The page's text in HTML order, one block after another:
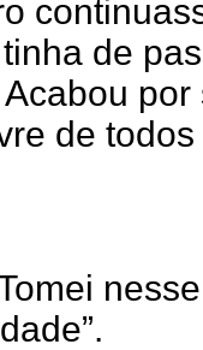
de
por
de
nesse